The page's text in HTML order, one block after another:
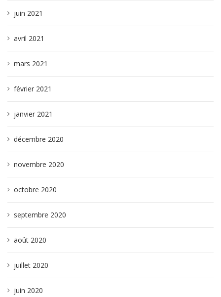
juin 2021
avril 2021
mars 2021
février 2021
janvier 2021
décembre 2020
novembre 2020
octobre 2020
septembre 2020
août 2020
juillet 2020
juin 2020